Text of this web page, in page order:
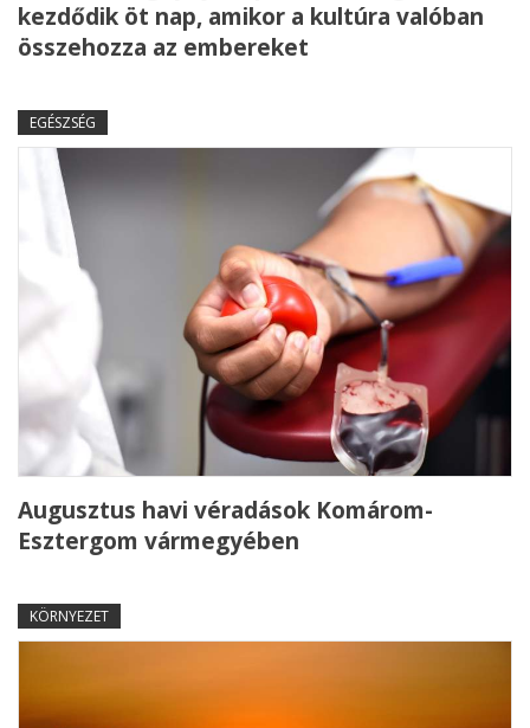
kezdődik öt nap, amikor a kultúra valóban
összehozza az embereket
EGÉSZSÉG
Augusztus havi véradások Komárom-
Esztergom vármegyében
KÖRNYEZET